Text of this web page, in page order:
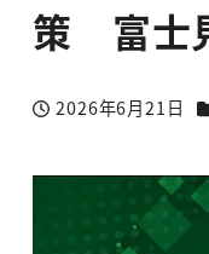
策 富士
投稿日
2026年6月21日